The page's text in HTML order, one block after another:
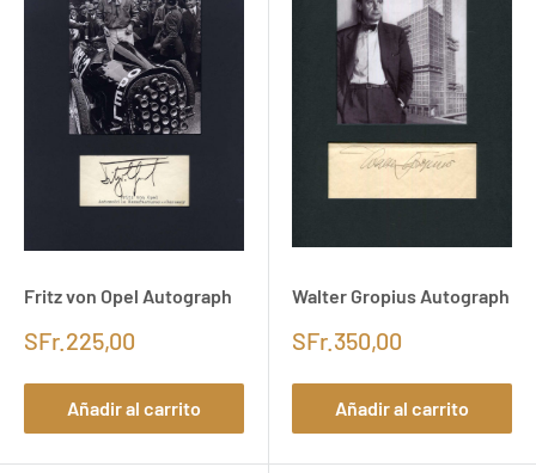
Fritz von Opel Autograph
SFr.225,00
Añadir al carrito
Walter Gropius Autograph
SFr.350,00
Añadir al carrito